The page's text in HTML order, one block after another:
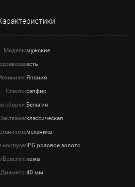
Модель:мужские
есть
Япония
Стекло:сапфир
сборки:Бельгия
Застежка:классическая
механика
корпуса:IPG розовое золото
кожа
Диаметр:40 мм